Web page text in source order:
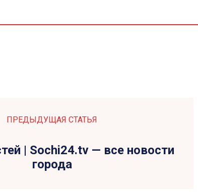
ПРЕДЫДУЩАЯ СТАТЬЯ
| Sochi24.tv — все новости
города